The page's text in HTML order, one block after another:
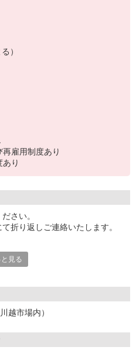
）
再雇用制度あり
り
さい。
折り返しご連絡いたします。
持参ください。
と見る
越市場内）